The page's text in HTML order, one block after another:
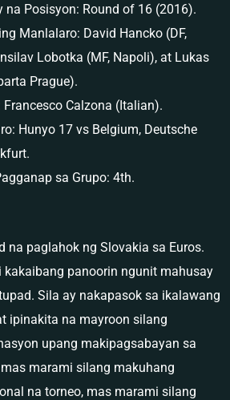
na Posisyon: Round of 16 (2016).
Manlalaro: David Hancko (DF,
Lobotka (MF, Napoli), at Lukas
Prague).
Calzona (Italian).
Hunyo 17 vs Belgium, Deutsche
sa Grupo: 4th.
na paglahok ng Slovakia sa Euros.
kakaibang panoorin ngunit mahusay
Sila ay nakapasok sa ikalawang
ipinakita na mayroon silang
upang makipagsabayan sa
marami silang makuhang
na torneo, mas marami silang